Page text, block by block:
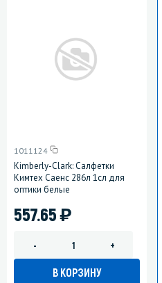
1011124
Kimberly-Clark: Салфетки
Кимтех Саенс 286л 1сл для
оптики белые
557.65)
- +
В КОРЗИНУ